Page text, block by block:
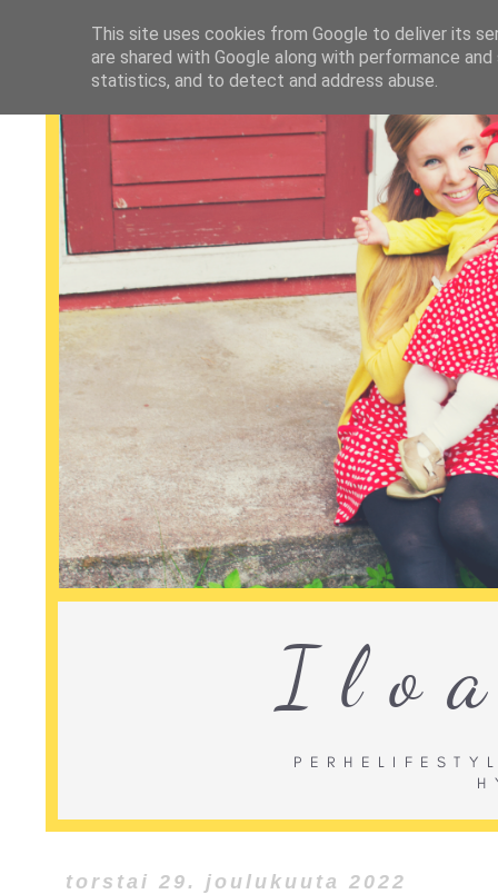
torstai 29. joulukuuta 2022
This site uses cookies from Google to deliver its
are shared with Google along with performance
statistics, and to detect and address abuse.